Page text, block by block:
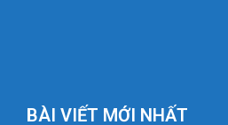
BÀI VIẾT MỚI NHẤT